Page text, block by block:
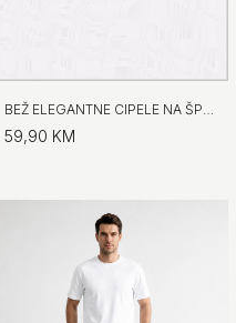
BEŽ ELEGANTNE CIPELE NA ŠPIC
59,90 KM